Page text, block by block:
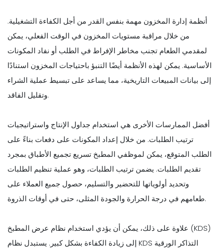
أنظمة إدارة المخزون مهمة بنفس القدر من أجل الكفاءة التشغيلية.
من خلال مراقبة مستويات المخزون في الوقت الفعلي، يمكن
لمقدمي الطعام تجنب مخاطر الإفراط في الطلب أو نفاد المكونات
الأساسية. يمكن لهذه الأنظمة أيضًا التنبؤ باحتياجات المخزون استنادًا
إلى بيانات المبيعات التاريخية، مما يساعد على تبسيط عملية الشراء
وتقليل الفاقد.
أفضل الممارسات الأخرى هي استخدام جداول الإنتاج واستراتيجيات
ترتيب الطلبات. من خلال إعداد المكونات على دفعات بناءً على
الطلب المتوقع، يمكن لموظفي المطبخ تسريع تجميع الأطباق بمجرد
تقديم الطلبات. يضمن ترتيب الطلبات، وهو عملية تنظيم الطلبات
وتحديد أولوياتها للتحضير والتسليم، حصول جميع العملاء على
طعامهم في درجة الحرارة والجودة المثلى، حتى في أوقات الذروة.
علاوة على ذلك، يمكن أن يؤدي استخدام نظام عرض المطبخ (KDS)
إلى زيادة الكفاءة بشكل كبير. يستبدل نظام KDS التذاكر الورقية